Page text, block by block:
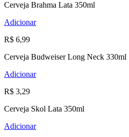
Cerveja Brahma Lata 350ml
Adicionar
R$ 6,99
Cerveja Budweiser Long Neck 330ml
Adicionar
R$ 3,29
Cerveja Skol Lata 350ml
Adicionar